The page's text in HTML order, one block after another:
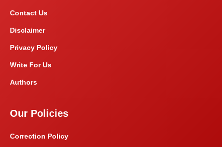
Contact Us
Disclaimer
Privacy Policy
Write For Us
Authors
Our Policies
Correction Policy